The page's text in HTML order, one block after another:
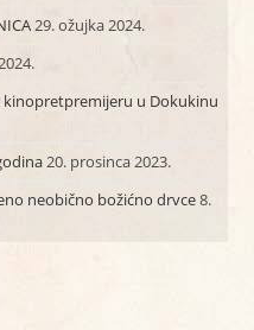
29. ožujka 2024.
kinopretpremijeru u Dokukinu
20. prosinca 2023.
neobično božićno drvce8.